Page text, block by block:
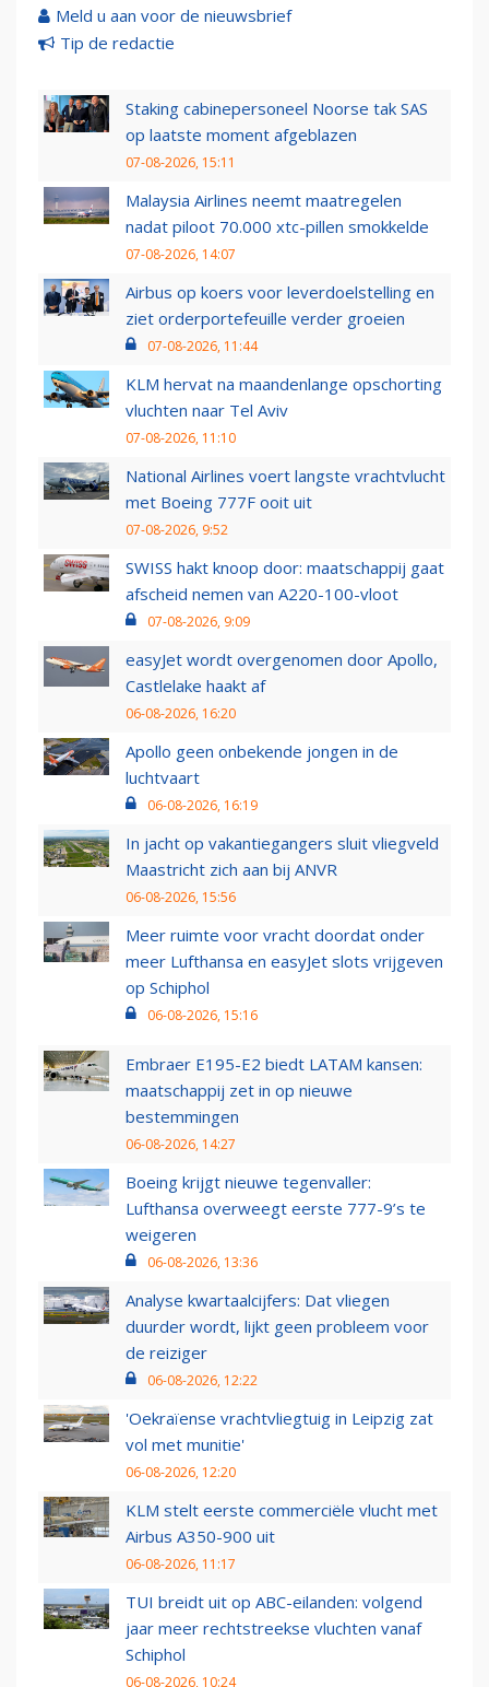
Meld u aan voor de nieuwsbrief
Tip de redactie
Staking cabinepersoneel Noorse tak SAS
op laatste moment afgeblazen
07-08-2026, 15:11
Malaysia Airlines neemt maatregelen
nadat piloot 70.000 xtc-pillen smokkelde
07-08-2026, 14:07
Airbus op koers voor leverdoelstelling en
ziet orderportefeuille verder groeien
07-08-2026, 11:44
KLM hervat na maandenlange opschorting
vluchten naar Tel Aviv
07-08-2026, 11:10
National Airlines voert langste vrachtvlucht
met Boeing 777F ooit uit
07-08-2026, 9:52
SWISS hakt knoop door: maatschappij gaat
afscheid nemen van A220-100-vloot
07-08-2026, 9:09
easyJet wordt overgenomen door Apollo,
Castlelake haakt af
06-08-2026, 16:20
Apollo geen onbekende jongen in de
luchtvaart
06-08-2026, 16:19
In jacht op vakantiegangers sluit vliegveld
Maastricht zich aan bij ANVR
06-08-2026, 15:56
Meer ruimte voor vracht doordat onder
meer Lufthansa en easyJet slots vrijgeven
op Schiphol
06-08-2026, 15:16
Embraer E195-E2 biedt LATAM kansen:
maatschappij zet in op nieuwe
bestemmingen
06-08-2026, 14:27
Boeing krijgt nieuwe tegenvaller:
Lufthansa overweegt eerste 777-9’s te
weigeren
06-08-2026, 13:36
Analyse kwartaalcijfers: Dat vliegen
duurder wordt, lijkt geen probleem voor
de reiziger
06-08-2026, 12:22
'Oekraïense vrachtvliegtuig in Leipzig zat
vol met munitie'
06-08-2026, 12:20
KLM stelt eerste commerciële vlucht met
Airbus A350-900 uit
06-08-2026, 11:17
TUI breidt uit op ABC-eilanden: volgend
jaar meer rechtstreekse vluchten vanaf
Schiphol
06-08-2026, 10:24